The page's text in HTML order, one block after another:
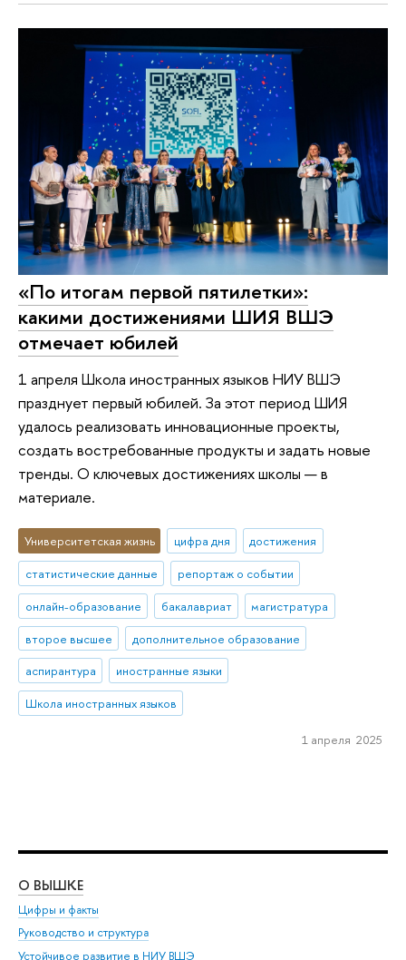
«По итогам первой пятилетки»:
какими достижениями ШИЯ ВШЭ
отмечает юбилей
1 апреля Школа иностранных языков НИУ ВШЭ
празднует первый юбилей. За этот период ШИЯ
удалось реализовать инновационные проекты,
создать востребованные продукты и задать новые
тренды. О ключевых достижениях школы — в
материале.
Университетская жизнь цифра дня
достижения
статистические данные
репортаж о событии
онлайн-образование
бакалавриат
магистратура
второе высшее
дополнительное образование
аспирантура
иностранные языки
Школа иностранных языков
1 апреля 2025
О ВЫШКЕ
Цифры и факты
Руководство и структура
Устойчивое развитие в НИУ ВШЭ